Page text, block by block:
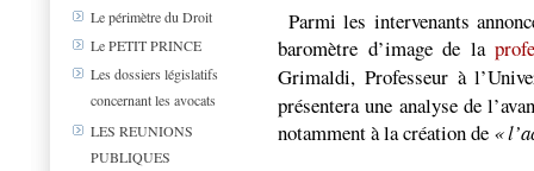
Le périmètre du Droit
Le PETIT PRINCE
Les dossiers législatifs
concernant les avocats
LES REUNIONS
PUBLIQUES
Parmi les intervenants
baromètre d’image de la
Grimaldi, Professeur à
présentera une analyse de
notamment à la création de «